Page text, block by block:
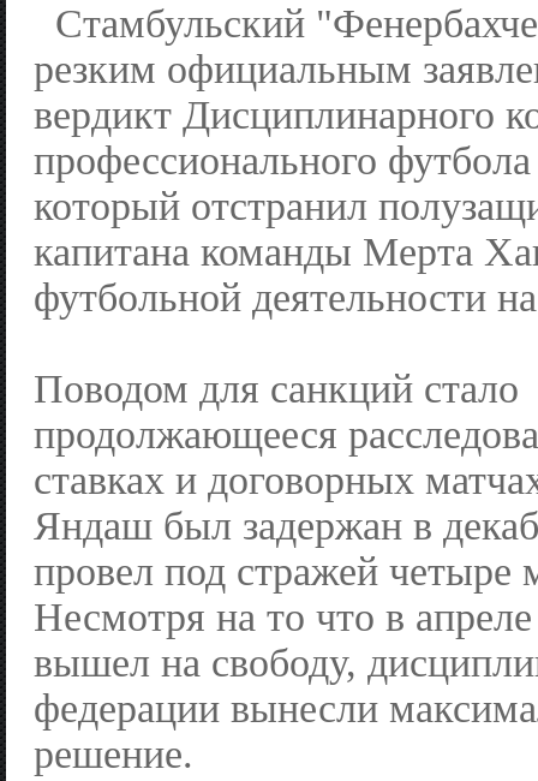
Стамбульский
резким официальным
вердикт Дисциплинарного
профессионального
который отстранил
капитана команды Мерта
футбольной деятельности
Поводом для санкций стало
продолжающееся
ставках и договорных
Яндаш был задержан в
провел под стражей четыре
Несмотря на то что в
вышел на свободу,
федерации вынесли
решение.